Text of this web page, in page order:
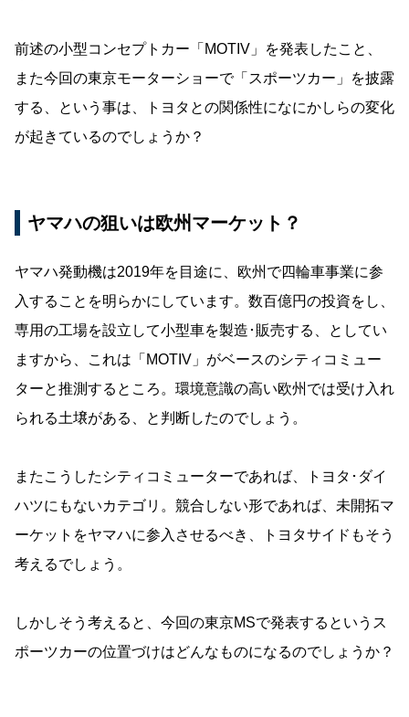
前述の小型コンセプトカー「MOTIV」を発表したこと、
また今回の東京モーターショーで「スポーツカー」を披露
する、という事は、トヨタとの関係性になにかしらの変化
が起きているのでしょうか？
ヤマハの狙いは欧州マーケット？
ヤマハ発動機は2019年を目途に、欧州で四輪車事業に参
入することを明らかにしています。数百億円の投資をし、
専用の工場を設立して小型車を製造･販売する、としてい
ますから、これは「MOTIV」がベースのシティコミュー
ターと推測するところ。環境意識の高い欧州では受け入れ
られる土壌がある、と判断したのでしょう。
またこうしたシティコミューターであれば、トヨタ･ダイ
ハツにもないカテゴリ。競合しない形であれば、未開拓マ
ーケットをヤマハに参入させるべき、トヨタサイドもそう
考えるでしょう。
しかしそう考えると、今回の東京MSで発表するというス
ポーツカーの位置づけはどんなものになるのでしょうか？